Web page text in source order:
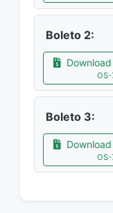
Boleto 2:
Download
Boleto 3:
Download